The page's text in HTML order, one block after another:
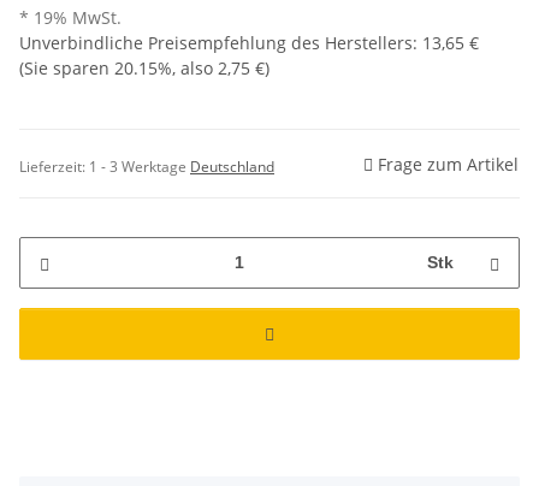
* 19% MwSt.
Unverbindliche Preisempfehlung des Herstellers: 13,65 €
(Sie sparen 20.15%, also 2,75 €)
Lieferzeit: 1 - 3 Werktage Deutschland Frage zum Artikel
Stk